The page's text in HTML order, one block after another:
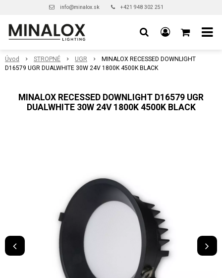
info@minalox.sk +421 948 302 251
Úvod STROPNÉ UGR
MINALOX RECESSED DOWNLIGHT
D16579 UGR DUALWHITE 30W 24V 1800K 4500K BLACK
MINALOX RECESSED DOWNLIGHT D16579 UGR
DUALWHITE 30W 24V 1800K 4500K BLACK